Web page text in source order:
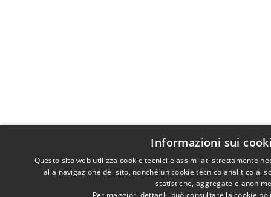
Informazioni sui
Questo sito web utilizza cookie tecnici e assimilati strettamente
alla navigazione del sito, nonché un cookie tecnico analitico al
statistiche, aggregate e
Per maggiori dettagli, può consultare la cookie